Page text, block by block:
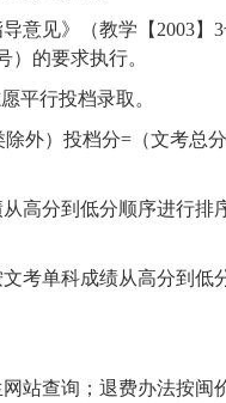
意见》（教学【 2003】
的要求执行。
平行投档录取。
外）投档分=（文考总
高分到低分顺序进行排
考单科成绩从高分到
站查询；退费办法按闽